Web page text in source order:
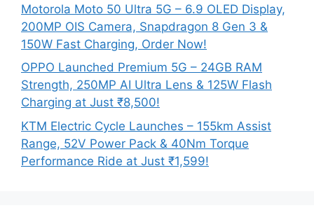
Motorola Moto 50 Ultra 5G – 6.9 OLED Display,
200MP OIS Camera, Snapdragon 8 Gen 3 &
150W Fast Charging, Order Now!
OPPO Launched Premium 5G – 24GB RAM
Strength, 250MP AI Ultra Lens & 125W Flash
Charging at Just ₹8,500!
KTM Electric Cycle Launches – 155km Assist
Range, 52V Power Pack & 40Nm Torque
Performance Ride at Just ₹1,599!